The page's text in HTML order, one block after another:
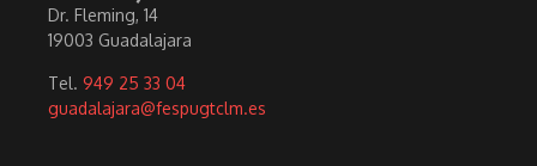
Dr. Fleming, 14
19003 Guadalajara
Tel. 949 25 33 04
guadalajara@fespugtclm.es